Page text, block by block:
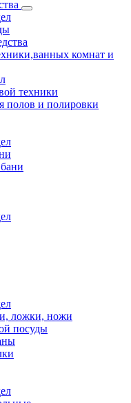
комнат и
техники
полов и полировки
ложки, ножи
посуды